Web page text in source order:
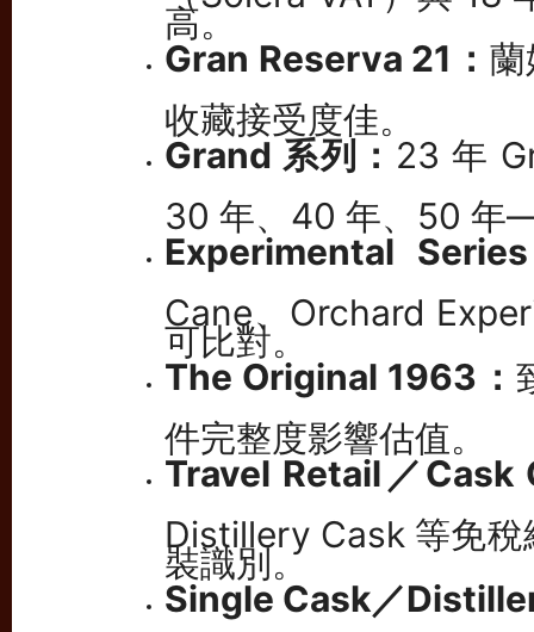
高。
Gran Reserva 21：
收藏接受度佳。
Grand 系列： 23 年
30 年、40 年、50 年
Experimental
Cane、Orchard
可比對。
The Original 1963：
件完整度影響估值。
Travel Retail／
Distillery Cask 等免稅
裝識別。
Single Cask／